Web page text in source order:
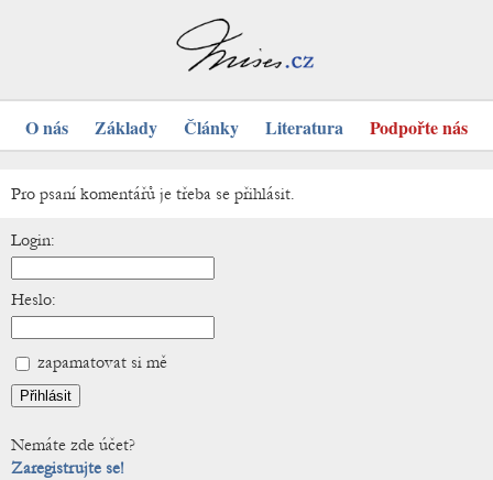
O nás Základy Články Literatura Podpořte nás
Pro psaní komentářů je třeba se přihlásit.
Login:
Heslo:
zapamatovat si mě
Nemáte zde účet?
Zaregistrujte se!